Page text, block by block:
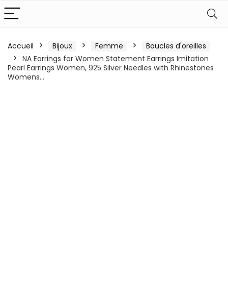
Accueil Bijoux Femme
Boucles d'oreilles
NA Earrings for Women Statement Earrings Imitation
Pearl Earrings Women, 925 Silver Needles with Rhinestones
Womens…